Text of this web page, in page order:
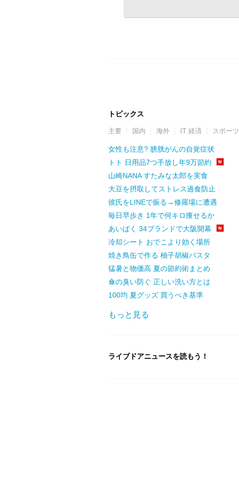
トピックス
主要 国内 海外 IT 経済 スポーツ
女性も注意? 膀胱がんの自覚症状
トト 日用品7つ手放し年9万節約
山崎NANA すたみな太郎を実食
大豆を摂取してストレス過食防止
彼氏をLINEで振る→修羅場に遭遇
毎日早歩き 1年で何キロ痩せるか
あいぱく 34ブランドで大阪開幕
冷却シート おでこより効く場所
焼き鳥缶で作る 柚子胡椒パスタ
猛暑と物価高 夏の節約術まとめ
傘の臭い防ぐ 正しい洗い方とは
100均 夏グッズ 買うべき基準
もっと見る
ライブドアニュースを読もう！